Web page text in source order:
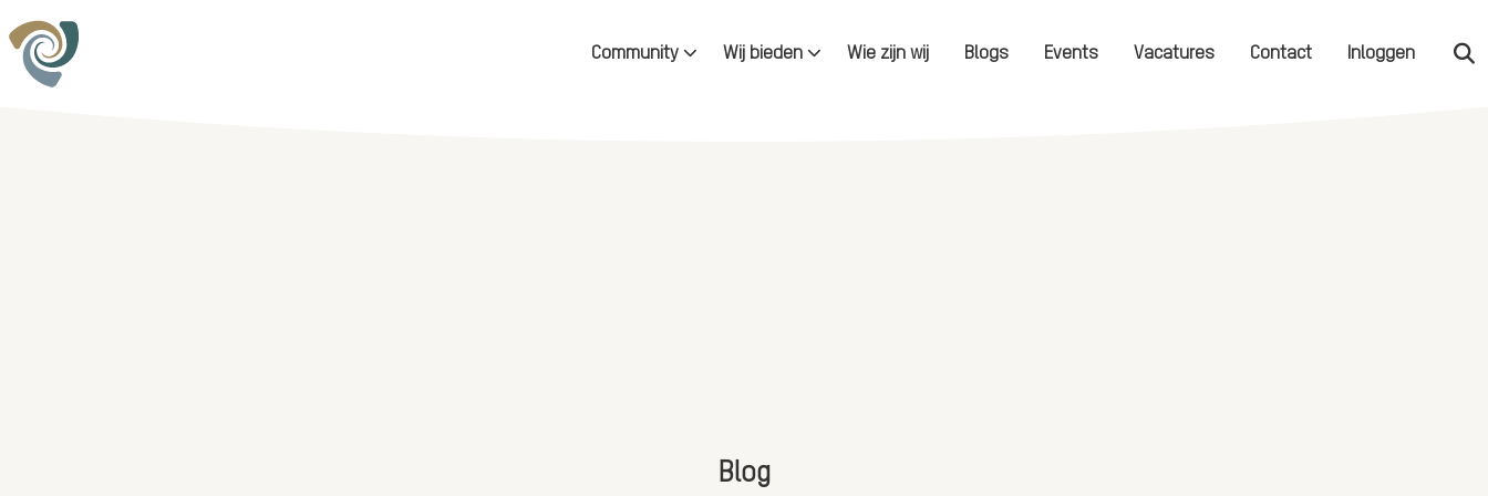
Community Wij bieden Wie zijn wij Blogs Events Vacatures Contact Inloggen
Blog